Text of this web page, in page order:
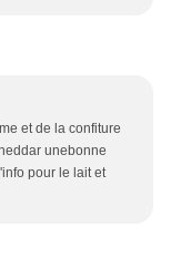
et de la confiture
unebonne
pour le lait et